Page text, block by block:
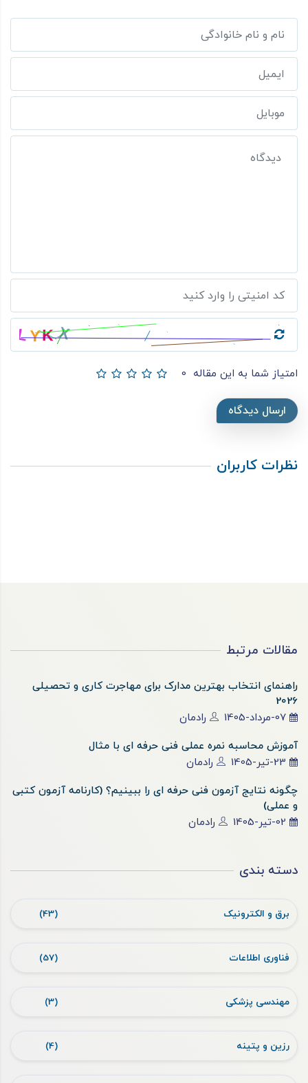
امتیاز شما به این مقاله 0
ارسال دیدگاه
نظرات کاربران
مقالات مرتبط
راهنمای انتخاب بهترین مدارک برای مهاجرت کاری و تحصیلی
2026
07-مرداد-1405
رادمان
آموزش محاسبه نمره عملی فنی حرفه ای با مثال
23-تیر-1405
رادمان
چگونه نتایج آزمون فنی حرفه ای را ببینیم؟ (کارنامه آزمون کتبی
و عملی)
02-تیر-1405
رادمان
دسته بندی
برق و الکترونیک (43)
فناوری اطلاعات (57)
مهندسی پزشکی (3)
رزین و پتینه (4)